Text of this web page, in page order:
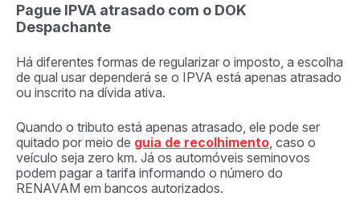
Pague IPVA atrasado com o DOK
Despachante
Há diferentes formas de regularizar o imposto, a escolha
de qual usar dependerá se o IPVA está apenas atrasado
ou inscrito na dívida ativa.
Quando o tributo está apenas atrasado, ele pode ser
quitado por meio de guia de recolhimento , caso o
veículo seja zero km. Já os automóveis seminovos
podem pagar a tarifa informando o número do
RENAVAM em bancos autorizados.